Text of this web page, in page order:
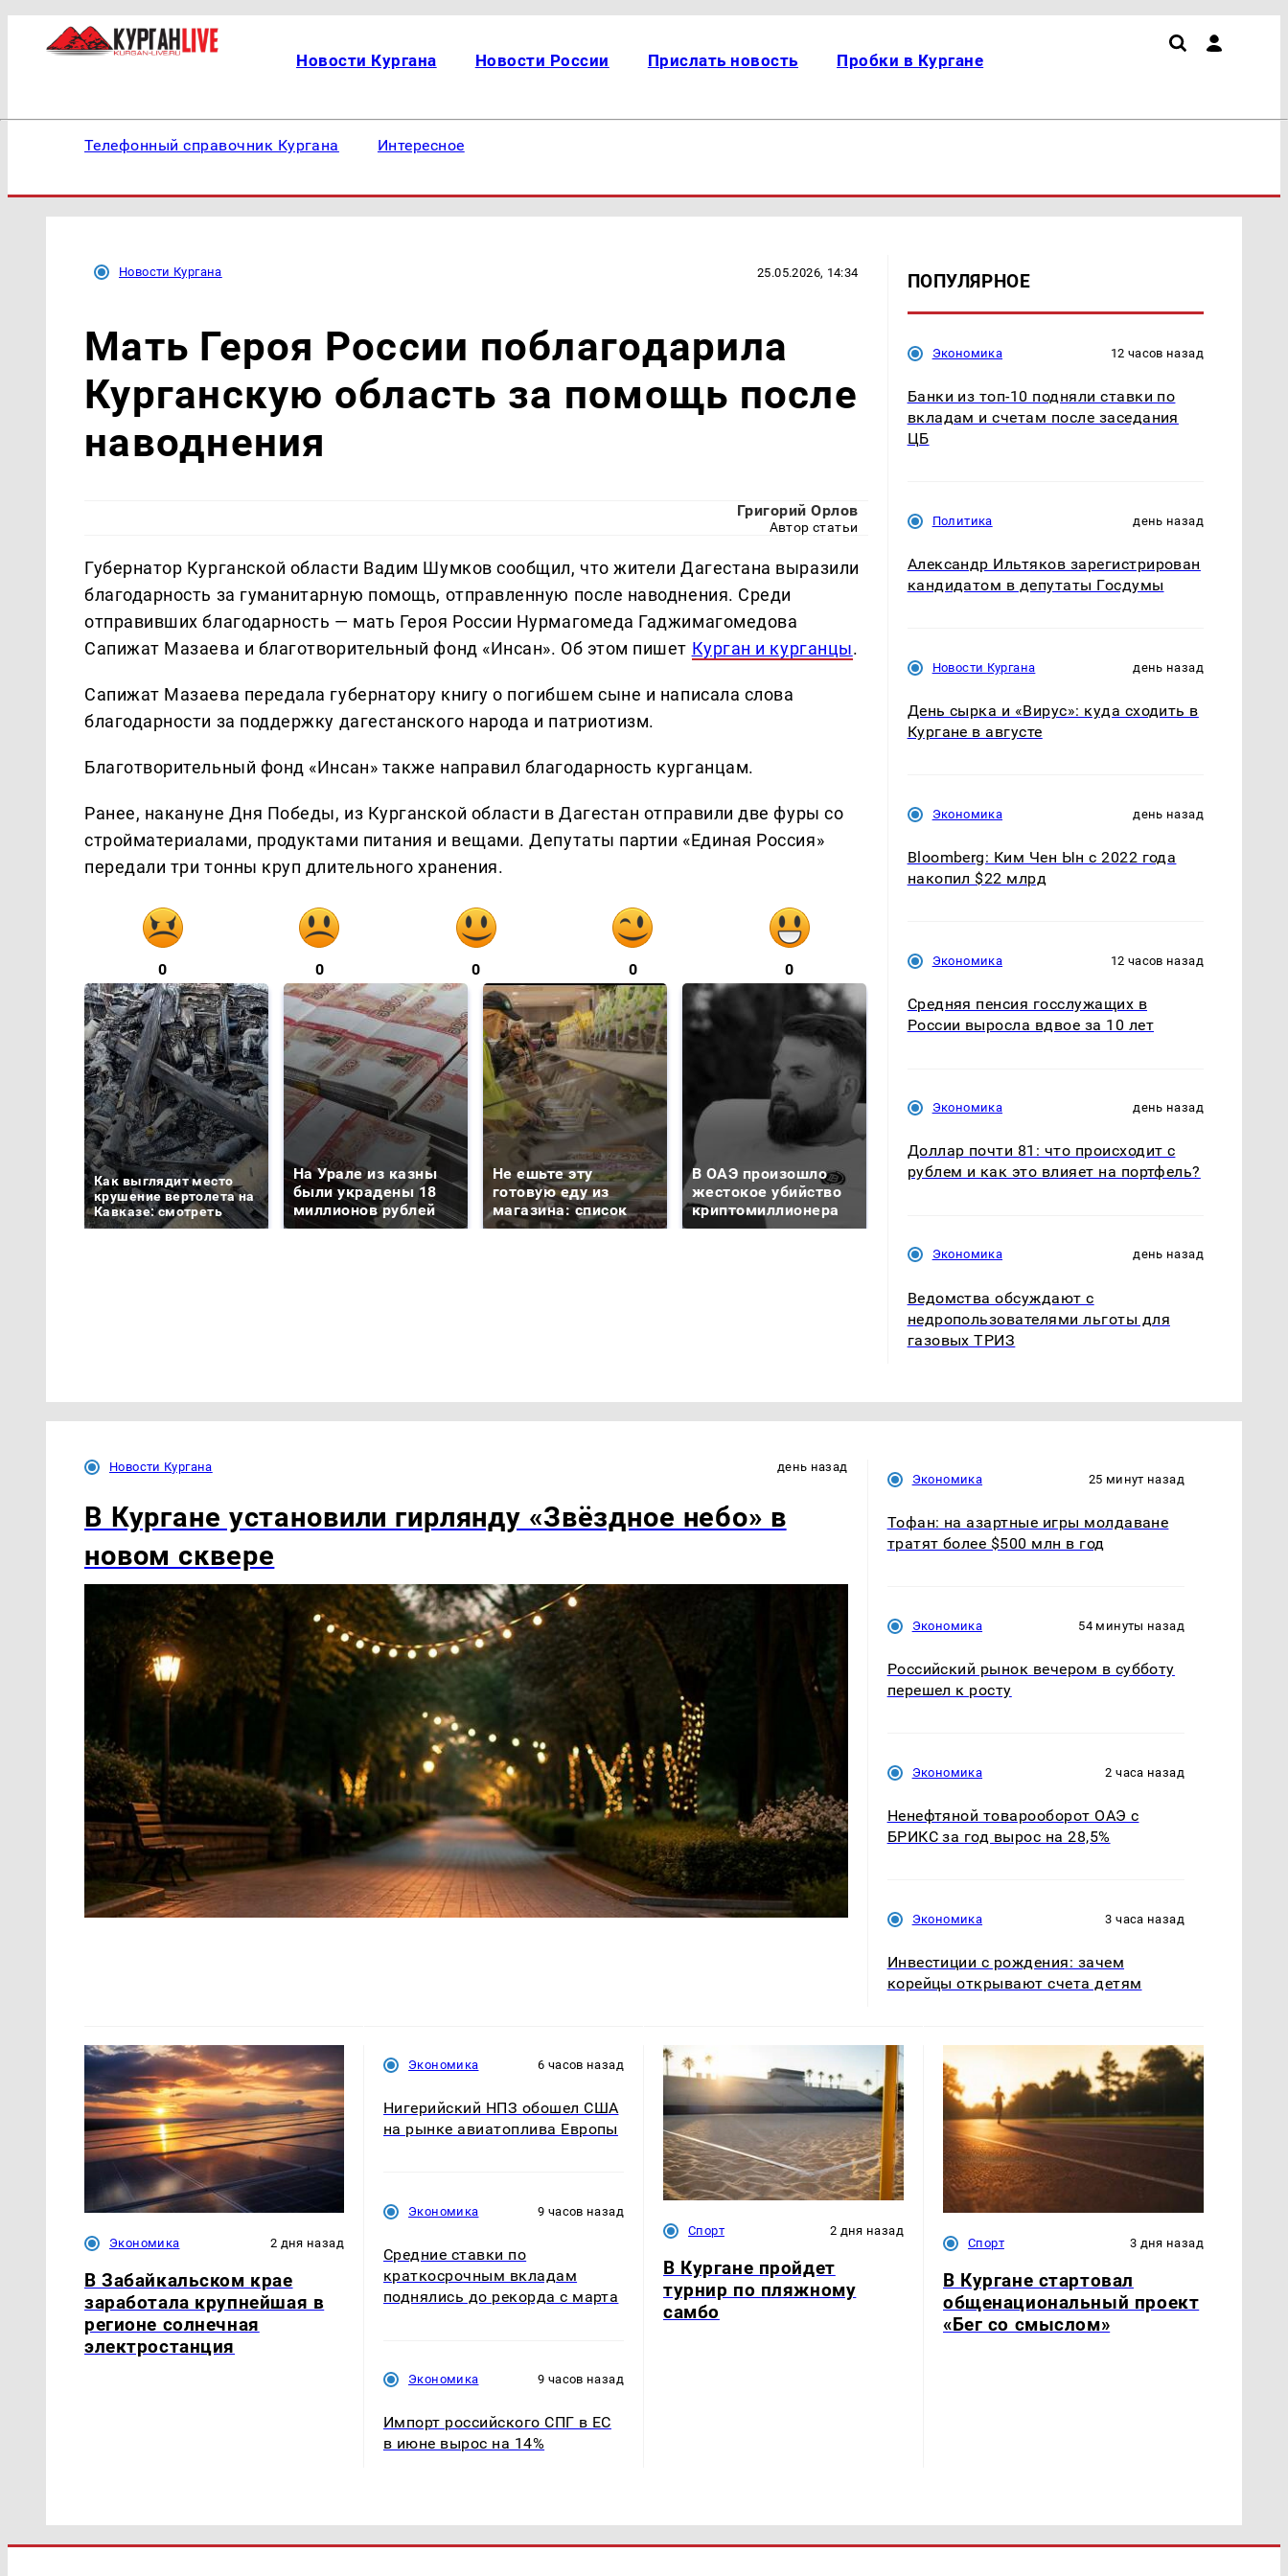
Новости Кургана Новости России Прислать новость Пробки в Кургане
Телефонный справочник Кургана Интересное
Новости Кургана 25.05.2026, 14:34
Мать Героя России поблагодарила
Курганскую область за помощь после
наводнения
Григорий Орлов
Автор статьи
Губернатор Курганской области Вадим Шумков сообщил, что жители Дагестана выразили
благодарность за гуманитарную помощь, отправленную после наводнения. Среди
отправивших благодарность — мать Героя России Нурмагомеда Гаджимагомедова
Сапижат Мазаева и благотворительный фонд «Инсан». Об этом пишет Курган и курганцы.
Сапижат Мазаева передала губернатору книгу о погибшем сыне и написала слова
благодарности за поддержку дагестанского народа и патриотизм.
Благотворительный фонд «Инсан» также направил благодарность курганцам.
Ранее, накануне Дня Победы, из Курганской области в Дагестан отправили две фуры со
стройматериалами, продуктами питания и вещами. Депутаты партии «Единая Россия»
передали три тонны круп длительного хранения.
0 0 0 0 0
Как выглядит место
крушение вертолета на
Кавказе: смотреть
На Урале из казны
были украдены 18
миллионов рублей
Не ешьте эту
готовую еду из
магазина: список
В ОАЭ произошло
жестокое убийство
криптомиллионера
Все новости по
Таких событий не
ПОПУЛЯРНОЕ
Экономика 12 часов назад
Банки из топ-10 подняли ставки по
вкладам и счетам после заседания
ЦБ
Политика день назад
Александр Ильтяков зарегистрирован
кандидатом в депутаты Госдумы
Новости Кургана день назад
День сырка и «Вирус»: куда сходить в
Кургане в августе
Экономика день назад
Bloomberg: Ким Чен Ын с 2022 года
накопил $22 млрд
Экономика 12 часов назад
Средняя пенсия госслужащих в
России выросла вдвое за 10 лет
Экономика день назад
Доллар почти 81: что происходит с
рублем и как это влияет на портфель?
Экономика день назад
Ведомства обсуждают с
недропользователями льготы для
газовых ТРИЗ
Новости Кургана день назад
В Кургане установили гирлянду «Звёздное небо» в
новом сквере
Экономика 25 минут назад
Тофан: на азартные игры молдаване
тратят более $500 млн в год
Экономика 54 минуты назад
Российский рынок вечером в субботу
перешел к росту
Экономика 2 часа назад
Ненефтяной товарооборот ОАЭ с
БРИКС за год вырос на 28,5%
Экономика 3 часа назад
Инвестиции с рождения: зачем
корейцы открывают счета детям
Экономика 2 дня назад
В Забайкальском крае
заработала крупнейшая в
регионе солнечная
электростанция
Экономика 6 часов назад
Нигерийский НПЗ обошел США
на рынке авиатоплива Европы
Экономика 9 часов назад
Средние ставки по
краткосрочным вкладам
поднялись до рекорда с марта
Экономика 9 часов назад
Импорт российского СПГ в ЕС
в июне вырос на 14%
Спорт 2 дня назад
В Кургане пройдет
турнир по пляжному
самбо
Спорт 3 дня назад
В Кургане стартовал
общенациональный проект
«Бег со смыслом»